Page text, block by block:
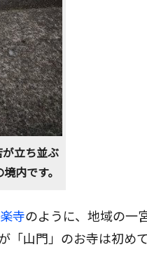
立ち並ぶ
内です。
寺のように、地域の一
「山門」のお寺は初め